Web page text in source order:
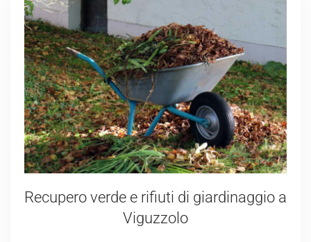
Recupero verde e rifiuti di giardinaggio a
Viguzzolo